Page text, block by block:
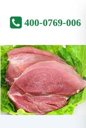
400-0769-006